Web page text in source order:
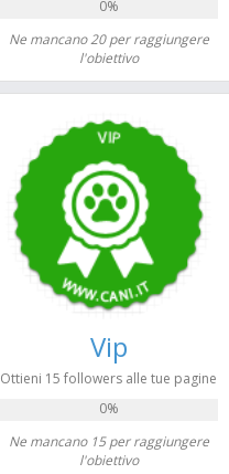
0%
Ne mancano 20 per raggiungere
l'obiettivo
Vip
Ottieni 15 followers alle tue pagine
0%
Ne mancano 15 per raggiungere
l'obiettivo